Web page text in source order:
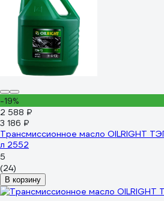
-19%
2 588 ₽
3 186 ₽
Трансмиссионное масло OILRIGHT
л 2552
5
(24)
В корзину